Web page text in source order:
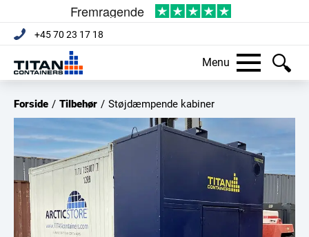
+45 70 23 17 18
Menu
Forside / Tilbehør / Støjdæmpende kabiner